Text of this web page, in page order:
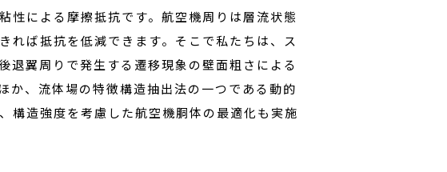
性による摩擦抵抗です。航空機周りは層流状態
れば抵抗を低減できます。そこで私たちは、ス
退翼周りで発生する遷移現象の壁面粗さによる
か、流体場の特徴構造抽出法の一つである動的
構造強度を考慮した航空機胴体の最適化も実施